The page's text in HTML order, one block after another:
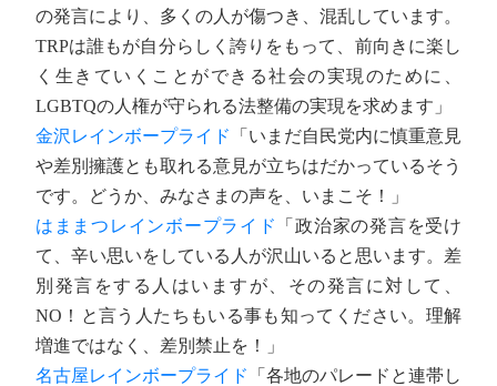
の発言により、多くの人が傷つき、混乱しています。
TRPは誰もが自分らしく誇りをもって、前向きに楽し
く生きていくことができる社会の実現のために、
LGBTQの人権が守られる法整備の実現を求めます」
金沢レインボープライド
「いまだ自民党内に慎重意見
や差別擁護とも取れる意見が立ちはだかっているそう
です。どうか、みなさまの声を、いまこそ！」
はままつレインボープライド
「政治家の発言を受け
て、辛い思いをしている人が沢山いると思います。差
別発言をする人はいますが、その発言に対して、
NO！と言う人たちもいる事も知ってください。理解
増進ではなく、差別禁止を！」
名古屋レインボープライド
「各地のパレードと連帯し